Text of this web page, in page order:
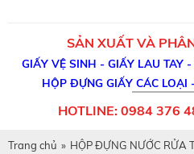
SẢN XUẤT VÀ
GIẤY VỆ SINH - GIẤY LAU TAY
HỘP ĐỰNG GIẤY CÁC LOẠI
HOTLINE: 0984 376
Trang chủ » HỘP ĐỰNG NƯỚC RỬA